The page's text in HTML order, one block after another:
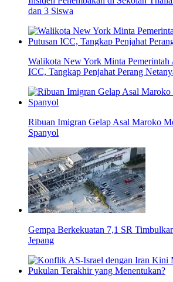
dan 3 Siswa
Walikota New York Minta Pemerintah
ICC, Tangkap Penjahat Perang
Ribuan Imigran Gelap Asal Maroko
Spanyol
Gempa Berkekuatan 7,1 SR
Jepang